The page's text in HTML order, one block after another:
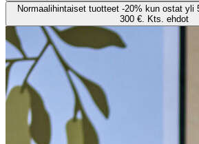
Normaalihintaiset tuotteet -20% kun ostat yli
300 €. Kts. ehdot